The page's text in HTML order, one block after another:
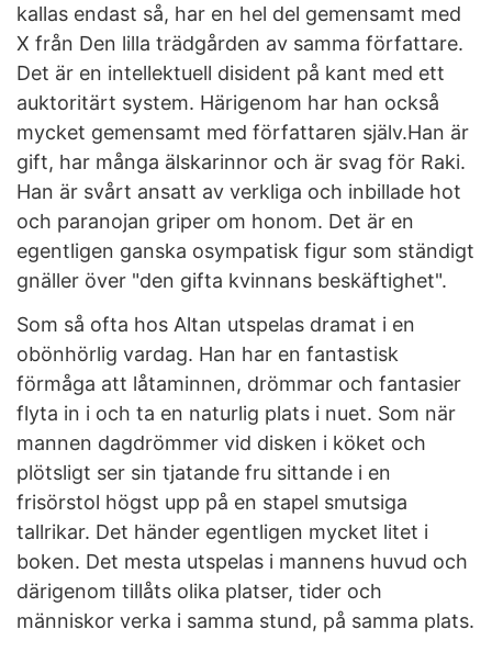
kallas endast så, har en hel del gemensamt med
X från Den lilla trädgården av samma författare.
Det är en intellektuell disident på kant med ett
auktoritärt system. Härigenom har han också
mycket gemensamt med författaren själv.Han är
gift, har många älskarinnor och är svag för Raki.
Han är svårt ansatt av verkliga och inbillade hot
och paranojan griper om honom. Det är en
egentligen ganska osympatisk figur som ständigt
gnäller över "den gifta kvinnans beskäftighet".
Som så ofta hos Altan utspelas dramat i en
obönhörlig vardag. Han har en fantastisk
förmåga att låtaminnen, drömmar och fantasier
flyta in i och ta en naturlig plats i nuet. Som när
mannen dagdrömmer vid disken i köket och
plötsligt ser sin tjatande fru sittande i en
frisörstol högst upp på en stapel smutsiga
tallrikar. Det händer egentligen mycket litet i
boken. Det mesta utspelas i mannens huvud och
därigenom tillåts olika platser, tider och
människor verka i samma stund, på samma plats.